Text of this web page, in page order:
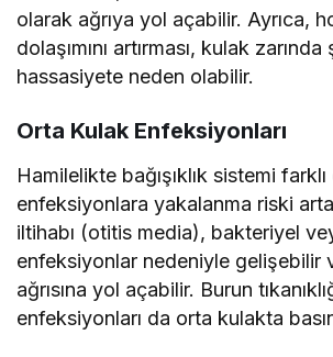
olarak ağrıya yol açabilir. Ayrıca,
dolaşımını artırması, kulak
hassasiyete neden olabilir.
Orta Kulak Enfeksiyonları
Hamilelikte bağışıklık sistemi farklı
enfeksiyonlara yakalanma riski
iltihabı (otitis media), bakteriyel
enfeksiyonlar nedeniyle gelişebilir
ağrısına yol açabilir. Burun
enfeksiyonları da orta kulakta